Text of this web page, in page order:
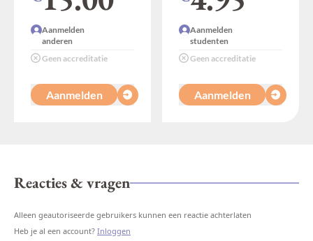
Aanmelden
anderen
Geen accreditatie
Aanmelden
Aanmelden
studenten
Geen accreditatie
Aanmelden
Reacties & vragen
Alleen geautoriseerde gebruikers kunnen een reactie achterlaten
Heb je al een account? Inloggen